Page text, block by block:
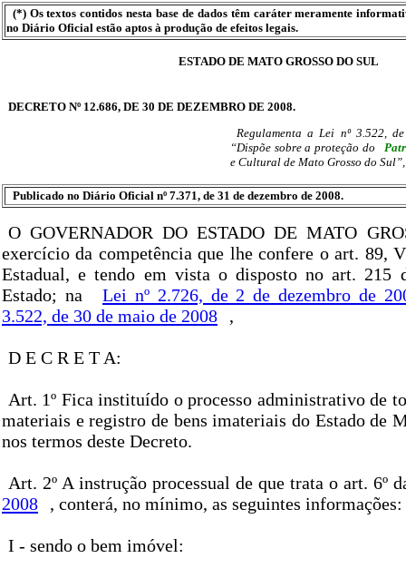
(*) Os textos contidos nesta base de dados têm caráter meramente
no Diário Oficial estão aptos à produção de efeitos legais.
ESTADO DE MATO GROSSO DO SUL
DECRETO Nº 12.686, DE 30 DE DEZEMBRO DE 2008.
Regulamenta a Lei nº 3.522,
“Dispõe sobre a proteção do
e Cultural de Mato Grosso do
Publicado no Diário Oficial nº 7.371, de 31 de dezembro de 2008.
O GOVERNADOR DO ESTADO DE MATO
exercício da competência que lhe confere o art. 89,
Estadual, e tendo em vista o disposto no art. 215
Estado; na
Lei nº 2.726, de 2 de dezembro de
3.522, de 30 de maio de 2008
,
D E C R E T A:
Art. 1º Fica instituído o processo administrativo de
materiais e registro de bens imateriais do Estado de
nos termos deste Decreto.
Art. 2º A instrução processual de que trata o art. 6º
2008
, conterá, no mínimo, as seguintes informações:
I - sendo o bem imóvel: